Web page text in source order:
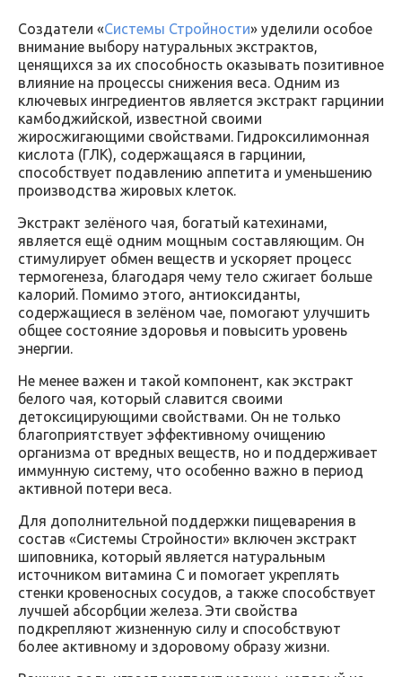
Создатели «Системы Стройности» уделили особое
внимание выбору натуральных экстрактов,
ценящихся за их способность оказывать позитивное
влияние на процессы снижения веса. Одним из
ключевых ингредиентов является экстракт гарцинии
камбоджийской, известной своими
жиросжигающими свойствами. Гидроксилимонная
кислота (ГЛК), содержащаяся в гарцинии,
способствует подавлению аппетита и уменьшению
производства жировых клеток.
Экстракт зелёного чая, богатый катехинами,
является ещё одним мощным составляющим. Он
стимулирует обмен веществ и ускоряет процесс
термогенеза, благодаря чему тело сжигает больше
калорий. Помимо этого, антиоксиданты,
содержащиеся в зелёном чае, помогают улучшить
общее состояние здоровья и повысить уровень
энергии.
Не менее важен и такой компонент, как экстракт
белого чая, который славится своими
детоксицирующими свойствами. Он не только
благоприятствует эффективному очищению
организма от вредных веществ, но и поддерживает
иммунную систему, что особенно важно в период
активной потери веса.
Для дополнительной поддержки пищеварения в
состав «Системы Стройности» включен экстракт
шиповника, который является натуральным
источником витамина С и помогает укреплять
стенки кровеносных сосудов, а также способствует
лучшей абсорбции железа. Эти свойства
подкрепляют жизненную силу и способствуют
более активному и здоровому образу жизни.